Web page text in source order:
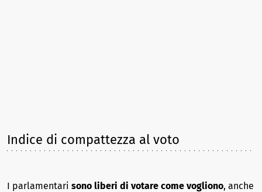
Indice di compattezza al voto
I parlamentari sono liberi di votare come vogliono, anche